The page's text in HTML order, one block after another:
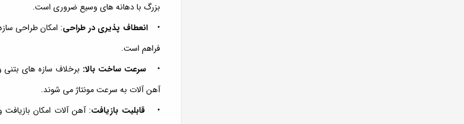
بزرگ با دهانه های وسیع ضروری است.
•
انعطاف پذیری در طراحی: امکان طراحی
فراهم است.
•سرعت ساخت بالا: برخلاف سازه های
آهن آلات به سرعت مونتاژ می شوند.
•قابلیت بازیافت: آهن آلات امکان بازیافت